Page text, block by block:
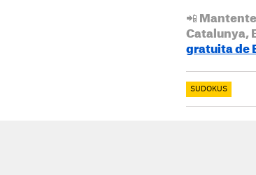
📲
Catalunya,
gratuita de
SUDOKUS